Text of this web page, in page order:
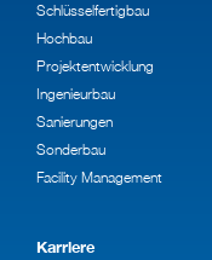
Schlüsselfertigbau
Hochbau
Projektentwicklung
Ingenieurbau
Sanierungen
Sonderbau
Facility Management
Karriere